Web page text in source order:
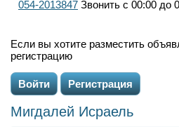
054-2013847 Звонить с 00:00 до
Если вы хотите разместить
регистрацию
Войти Регистрация
Мигдалей Исраель